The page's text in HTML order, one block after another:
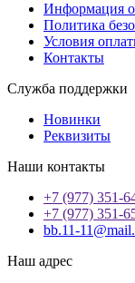
Информация о
Политика
Условия
Контакты
Служба поддержки
Новинки
Реквизиты
Наши контакты
+7 (977) 351-
+7 (977) 351-
bb.11-
Наш адрес